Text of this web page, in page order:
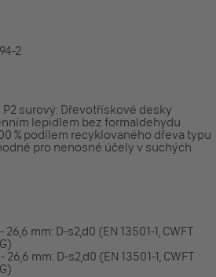
2
P2 surový: Dřevotřískové desky
lepidlem bez formaldehydu
% podílem recyklovaného dřeva typu
pro nenosné účely v suchých
26,6 mm: D-s2,d0 (EN 13501-1, CWFT
26,6 mm: D-s2,d0 (EN 13501-1, CWFT